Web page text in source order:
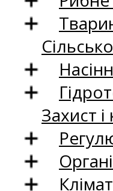
Захист